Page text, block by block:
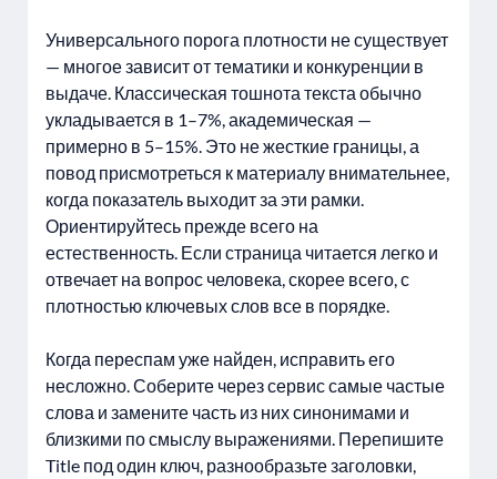
Универсального порога плотности не существует
— многое зависит от тематики и конкуренции в
выдаче. Классическая тошнота текста обычно
укладывается в 1–7%, академическая —
примерно в 5–15%. Это не жесткие границы, а
повод присмотреться к материалу внимательнее,
когда показатель выходит за эти рамки.
Ориентируйтесь прежде всего на
естественность. Если страница читается легко и
отвечает на вопрос человека, скорее всего, с
плотностью ключевых слов все в порядке.
Когда переспам уже найден, исправить его
несложно. Соберите через сервис самые частые
слова и замените часть из них синонимами и
близкими по смыслу выражениями. Перепишите
Title под один ключ, разнообразьте заголовки,